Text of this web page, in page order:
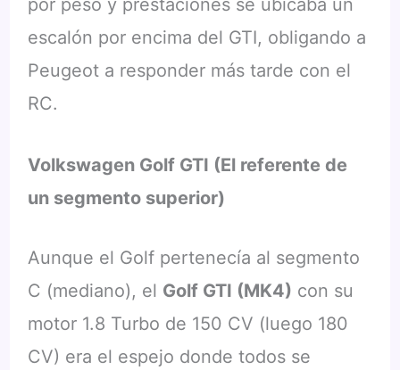
por peso y prestaciones se ubicaba un
escalón por encima del GTI, obligando a
Peugeot a responder más tarde con el
RC.
Volkswagen Golf GTI (El referente de
un segmento superior)
Aunque el Golf pertenecía al segmento
C (mediano), el Golf GTI (MK4) con su
motor 1.8 Turbo de 150 CV (luego 180
CV) era el espejo donde todos se